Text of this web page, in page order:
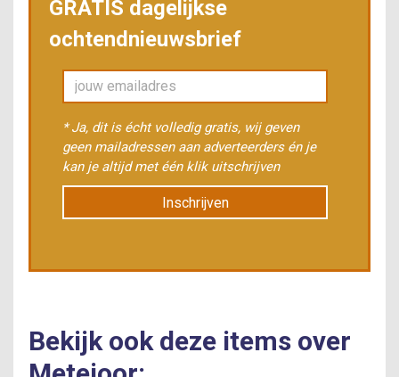
GRATIS dagelijkse
ochtendnieuwsbrief
* Ja, dit is écht volledig gratis, wij geven
geen mailadressen aan adverteerders én je
kan je altijd met één klik uitschrijven
Inschrijven
Bekijk ook deze items over